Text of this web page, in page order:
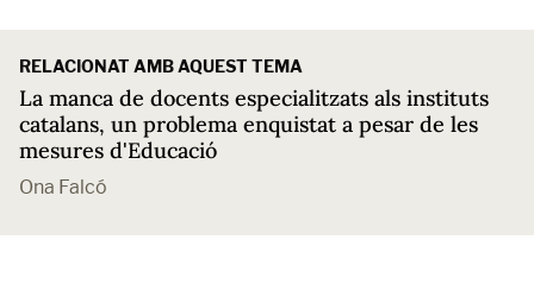
RELACIONAT AMB AQUEST TEMA
La manca de docents especialitzats als instituts
catalans, un problema enquistat a pesar de les
mesures d'Educació
Ona Falcó